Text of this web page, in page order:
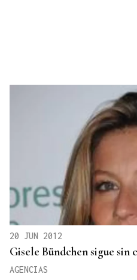
20 JUN 2012
Gisele Bündchen sigue sin
AGENCIAS